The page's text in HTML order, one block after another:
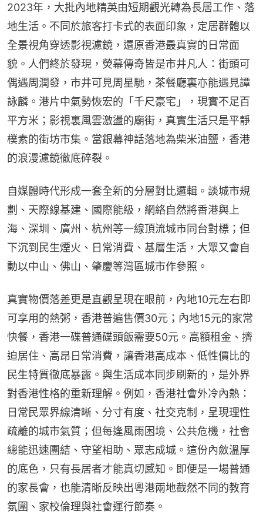
2023年，大批內地精英由短期觀光轉為長居工作、落
地生活。不同於旅客打卡式的表面印象，定居群體以
全景視角穿透影視濾鏡，還原香港最真實的日常面
貌。人們終於發現，熒幕傳奇皆是市井凡人：街頭可
偶遇周潤發，市井可見周星馳，茶餐廳裏亦能遇見譚
詠麟。港片中氣勢恢宏的「千尺豪宅」，現實不足百
平方米；影視裏風雲激盪的廟街，真實生活只是平靜
樸素的街坊市集。當銀幕神話落地為柴米油鹽，香港
的浪漫濾鏡徹底碎裂。
自媒體時代形成一套全新的分層對比邏輯。談城市規
劃、天際線基建、國際能級，網絡自然將香港與上
海、深圳、廣州、杭州等一線頂流城市同台對標；但
下沉到民生煙火、日常消費、基層生活，大眾又會自
動以中山、佛山、肇慶等灣區城市作參照。
真實物價落差更是直觀呈現在眼前，內地10元左右即
可享用的熱粥，香港普遍售價30元；內地15元的家常
快餐，香港一碟普通碟頭飯需要50元。高額租金、擠
迫居住、高昂日常消費，讓香港高成本、低性價比的
民生特質徹底暴露。與生活成本同步刷新的，是外界
對香港性格的重新理解。例如，香港社會外冷內熱：
日常民眾界線清晰、分寸有度、社交克制，呈現理性
疏離的城市氣質；但每逢風雨困境、公共危機，社會
總能迅速團結、守望相助、眾志成城。這份內斂溫厚
的底色，只有長居者才能真切感知。即便是一場普通
的家長會，也能清晰反映出粵港兩地截然不同的教育
氛圍、家校倫理與社會運行節奏。